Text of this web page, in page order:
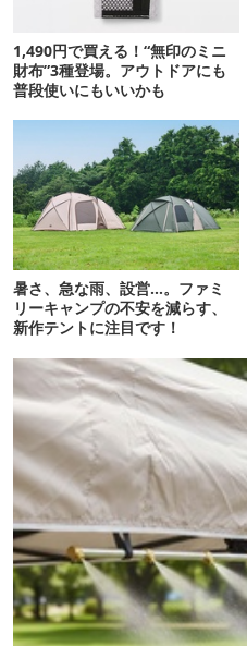
1,490円で買える！“無印のミニ
財布”3種登場。アウトドアにも
普段使いにもいいかも
暑さ、急な雨、設営…。ファミ
リーキャンプの不安を減らす、
新作テントに注目です！